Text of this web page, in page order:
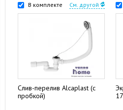
В комплекте См. другой
Слив-перелив Alcaplast (с
пробкой)